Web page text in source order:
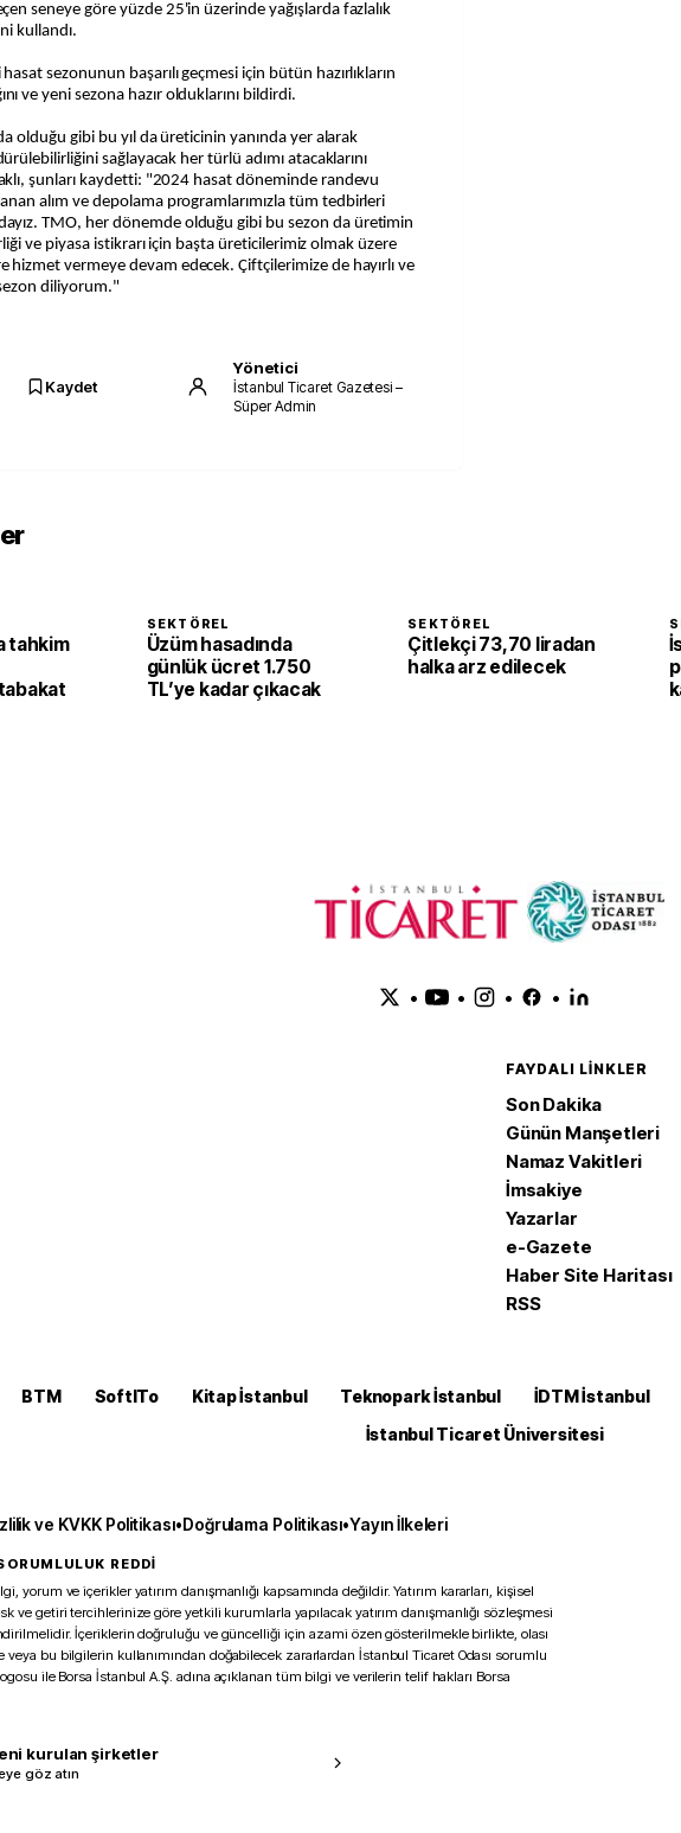
seneye göre yüzde 25'in üzerinde yağışlarda fazlalık
kullandı.
hasat sezonunun başarılı geçmesi için bütün hazırlıkların
ve yeni sezona hazır olduklarını bildirdi.
olduğu gibi bu yıl da üreticinin yanında yer alarak
sağlayacak her türlü adımı atacaklarını
şunları kaydetti: "2024 hasat döneminde randevu
alım ve depolama programlarımızla tüm tedbirleri
TMO, her dönemde olduğu gibi bu sezon da üretimin
ve piyasa istikrarı için başta üreticilerimiz olmak üzere
hizmet vermeye devam edecek. Çiftçilerimize de hayırlı ve
diliyorum."
Kaydet
Yönetici
İstanbul Ticaret Gazetesi –
Süper Admin
tahkim
SEKTÖREL
Üzüm hasadında
günlük ücret 1.750
TL’ye kadar çıkacak
SEKTÖREL
Çitlekçi 73,70 liradan
halka arz edilecek
• • • •
FAYDALI LINKLER
Son Dakika
Günün Manşetleri
Namaz Vakitleri
İmsakiye
Yazarlar
e-Gazete
Haber Site Haritası
RSS
BTM SoftITo Kitap İstanbul Teknopark İstanbul İDTM İstanbul
İstanbul Ticaret Üniversitesi
ve KVKK Politikası•Doğrulama Politikası•Yayın İlkeleri
REDDİ
yorum ve içerikler yatırım danışmanlığı kapsamında değildir. Yatırım kararları, kişisel
ve getiri tercihlerinize göre yetkili kurumlarla yapılacak yatırım danışmanlığı sözleşmesi
İçeriklerin doğruluğu ve güncelliği için azami özen gösterilmekle birlikte, olası
veya bu bilgilerin kullanımından doğabilecek zararlardan İstanbul Ticaret Odası sorumlu
ile Borsa İstanbul A.Ş. adına açıklanan tüm bilgi ve verilerin telif hakları Borsa
kurulan şirketler
göz atın